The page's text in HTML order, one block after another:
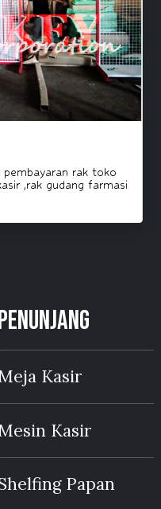
rak toko
,rak gudang farmasi
Kasir
Kasir
Papan